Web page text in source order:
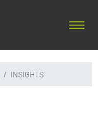
INSIGHTS